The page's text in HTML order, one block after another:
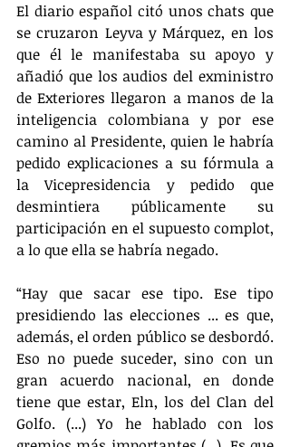
El diario español citó unos chats que
se cruzaron Leyva y Márquez, en los
que él le manifestaba su apoyo y
añadió que los audios del exministro
de Exteriores llegaron a manos de la
inteligencia colombiana y por ese
camino al Presidente, quien le habría
pedido explicaciones a su fórmula a
la Vicepresidencia y pedido que
desmintiera públicamente su
participación en el supuesto complot,
a lo que ella se habría negado.
“Hay que sacar ese tipo. Ese tipo
presidiendo las elecciones ... es que,
además, el orden público se desbordó.
Eso no puede suceder, sino con un
gran acuerdo nacional, en donde
tiene que estar, Eln, los del Clan del
Golfo. (...) Yo he hablado con los